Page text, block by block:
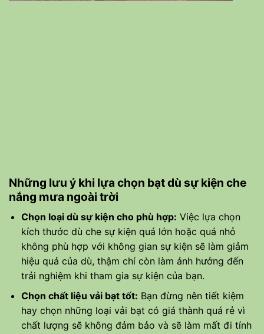
Những lưu ý khi lựa chọn bạt dù sự kiện che
nắng mưa ngoài trời
Chọn loại dù sự kiện cho phù hợp: Việc lựa chọn
kích thước dù che sự kiện quá lớn hoặc quá nhỏ
không phù hợp với không gian sự kiện sẽ làm giảm
hiệu quả của dù, thậm chí còn làm ảnh hưởng đến
trải nghiệm khi tham gia sự kiện của bạn.
Chọn chất liệu vải bạt tốt: Bạn đừng nên tiết kiệm
hay chọn những loại vải bạt có giá thành quá rẻ vì
chất lượng sẽ không đảm bảo và sẽ làm mất đi tính